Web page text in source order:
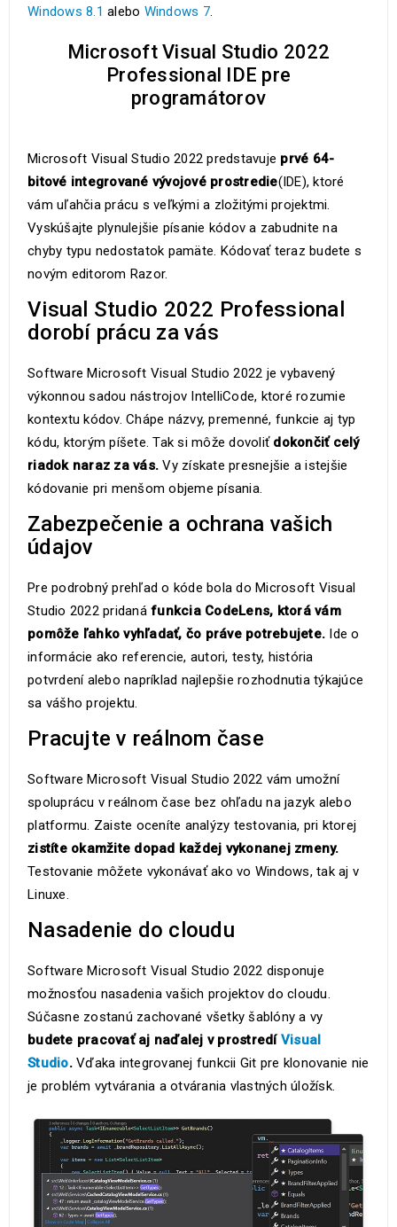
Windows 8.1 alebo Windows 7.
Microsoft Visual Studio 2022
Professional IDE pre
programátorov
Microsoft Visual Studio 2022 predstavuje prvé 64-
bitové integrované vývojové prostredie(IDE), ktoré
vám uľahčia prácu s veľkými a zložitými projektmi.
Vyskúšajte plynulejšie písanie kódov a zabudnite na
chyby typu nedostatok pamäte. Kódovať teraz budete s
novým editorom Razor.
Visual Studio 2022 Professional
dorobí prácu za vás
Software Microsoft Visual Studio 2022 je vybavený
výkonnou sadou nástrojov IntelliCode, ktoré rozumie
kontextu kódov. Chápe názvy, premenné, funkcie aj typ
kódu, ktorým píšete. Tak si môže dovoliť dokončiť celý
riadok naraz za vás.Vy získate presnejšie a istejšie
kódovanie pri menšom objeme písania.
Zabezpečenie a ochrana vašich
údajov
Pre podrobný prehľad o kóde bola do Microsoft Visual
Studio 2022 pridaná funkcia CodeLens, ktorá vám
pomôže ľahko vyhľadať, čo práve potrebujete. Ide o
informácie ako referencie, autori, testy, história
potvrdení alebo napríklad najlepšie rozhodnutia týkajúce
sa vášho projektu.
Pracujte v reálnom čase
Software Microsoft Visual Studio 2022 vám umožní
spoluprácu v reálnom čase bez ohľadu na jazyk alebo
platformu. Zaiste oceníte analýzy testovania, pri ktorej
zistíte okamžite dopad každej vykonanej zmeny.
Testovanie môžete vykonávať ako vo Windows, tak aj v
Linuxe.
Nasadenie do cloudu
Software Microsoft Visual Studio 2022 disponuje
možnosťou nasadenia vašich projektov do cloudu.
Súčasne zostanú zachované všetky šablóny a vy
budete pracovať aj naďalej v prostredíVisual
Studio. Vďaka integrovanej funkcii Git pre klonovanie nie
je problém vytvárania a otvárania vlastných úložísk.